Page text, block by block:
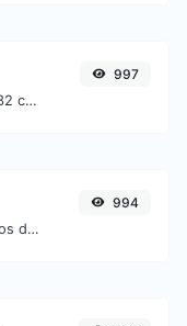
Generate an MD5 hash of 32 characters length for any string input.
997
Converta facilmente arquivos de imagem WEBP para BMP.
994